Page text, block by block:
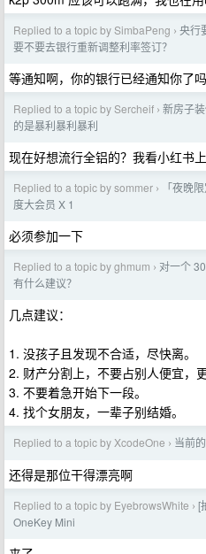
Replied to a topic by SimbaPeng › 央行
要不要去银行重新调整利率签订？
等通知啊，你的银行已经通知你了吗
Replied to a topic by Sercheif › 新房子
的是暴利暴利暴利
现在好想流行全铝的？我看小红书
Replied to a topic by sommer ›
「夜晚
度大会员 X 1
必须参加一下
Replied to a topic by ghmum › 对一个
有什么建议？
几点建议：
1. 没孩子且发现不合适，尽快离。
2. 财产分割上，不要占别人便宜，
3. 不要着急开始下一段。
4. 找个女朋友，一辈子别结婚。
Replied to a topic by XcodeOne › 当前
还得是那位干得漂亮啊
Replied to a topic by EyebrowsWhite › [
OneKey Mini